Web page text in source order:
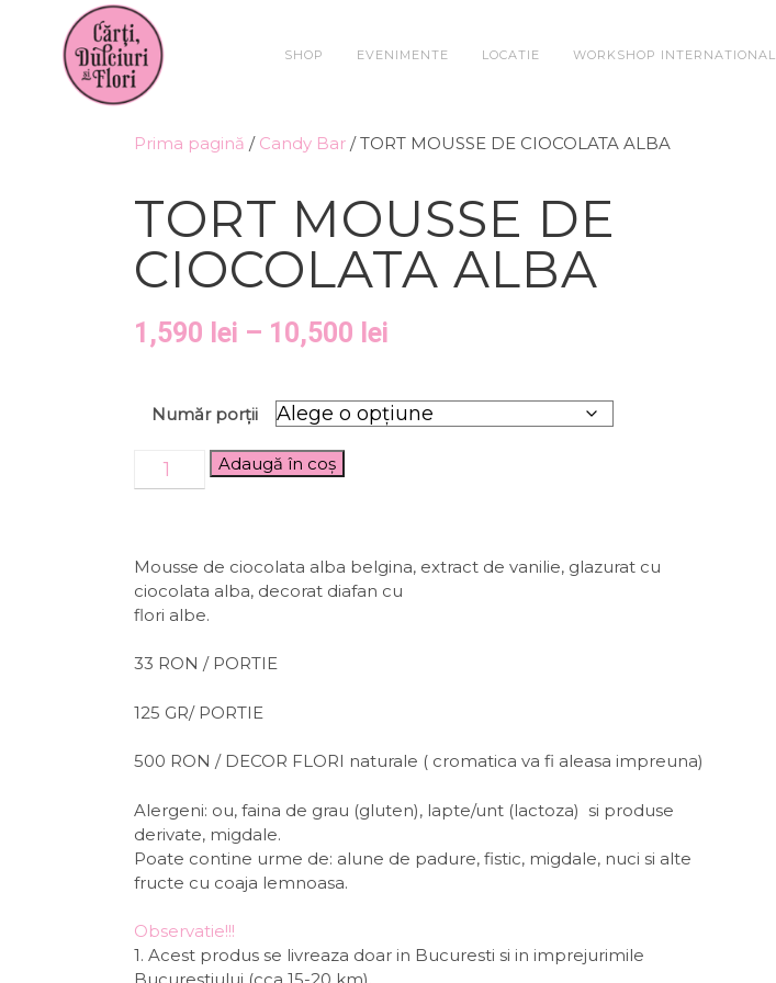
SHOP EVENIMENTE LOCATIE WORKSHOP INTERNATIONAL
Prima pagină / Candy Bar / TORT MOUSSE DE CIOCOLATA ALBA
TORT MOUSSE DE
CIOCOLATA ALBA
1,590 lei – 10,500 lei
Număr porții
Adaugă în coș
Mousse de ciocolata alba belgina, extract de vanilie, glazurat cu
ciocolata alba, decorat diafan cu
flori albe.
33 RON / PORTIE
125 GR/ PORTIE
500 RON / DECOR FLORI naturale ( cromatica va fi aleasa impreuna)
Alergeni: ou, faina de grau (gluten), lapte/unt (lactoza) si produse
derivate, migdale.
Poate contine urme de: alune de padure, fistic, migdale, nuci si alte
fructe cu coaja lemnoasa.
Observatie!!!
1. Acest produs se livreaza doar in Bucuresti si in imprejurimile